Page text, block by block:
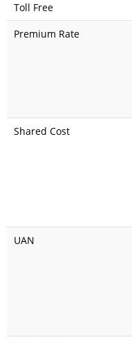
Toll Free
Premium Rate
Shared Cost
UAN